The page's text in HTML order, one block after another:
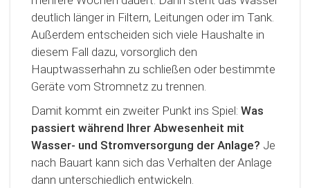
deutlich länger in Filtern, Leitungen oder im Tank.
Außerdem entscheiden sich viele Haushalte in
diesem Fall dazu, vorsorglich den
Hauptwasserhahn zu schließen oder bestimmte
Geräte vom Stromnetz zu trennen.
Damit kommt ein zweiter Punkt ins Spiel: Was
passiert während Ihrer Abwesenheit mit
Wasser- und Stromversorgung der Anlage? Je
nach Bauart kann sich das Verhalten der Anlage
dann unterschiedlich entwickeln.